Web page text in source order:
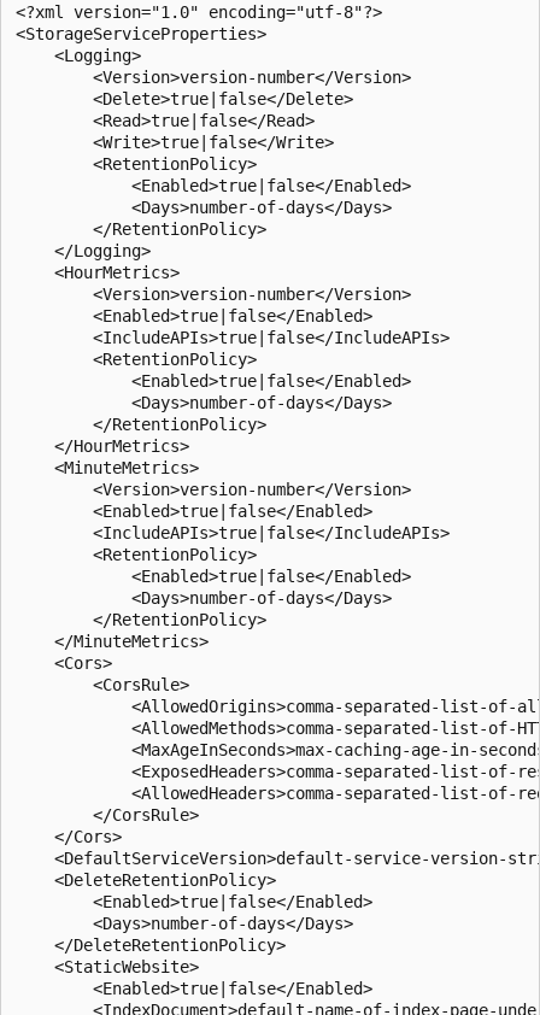
<?xml version="1.0" encoding="utf-8"?>
<StorageServiceProperties>
    <Logging>
        <Version>version-number</Version>
        <Delete>true|false</Delete>
        <Read>true|false</Read>
        <Write>true|false</Write>
        <RetentionPolicy>
            <Enabled>true|false</Enabled>
            <Days>number-of-days</Days>
        </RetentionPolicy>
    </Logging>
    <HourMetrics>
        <Version>version-number</Version>
        <Enabled>true|false</Enabled>
        <IncludeAPIs>true|false</IncludeAPIs>
        <RetentionPolicy>
            <Enabled>true|false</Enabled>
            <Days>number-of-days</Days>
        </RetentionPolicy>
    </HourMetrics>
    <MinuteMetrics>
        <Version>version-number</Version>
        <Enabled>true|false</Enabled>
        <IncludeAPIs>true|false</IncludeAPIs>
        <RetentionPolicy>
            <Enabled>true|false</Enabled>
            <Days>number-of-days</Days>
        </RetentionPolicy>
    </MinuteMetrics>
    <Cors>
        <CorsRule>
<AllowedOrigins>comma-separated-list-of-
<AllowedMethods>comma-separated-list-of-
<MaxAgeInSeconds>max-caching-age-in-
<ExposedHeaders>comma-separated-list-of-
<AllowedHeaders>comma-separated-list-of-
        </CorsRule>
    </Cors>
<DefaultServiceVersion>default-service-version-
    <DeleteRetentionPolicy>
        <Enabled>true|false</Enabled>
        <Days>number-of-days</Days>
    </DeleteRetentionPolicy>
    <StaticWebsite>
        <Enabled>true|false</Enabled>
<IndexDocument>default-name-of-index-page-